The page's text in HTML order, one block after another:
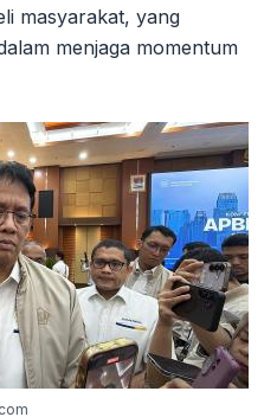
masyarakat, yang
menjaga momentum